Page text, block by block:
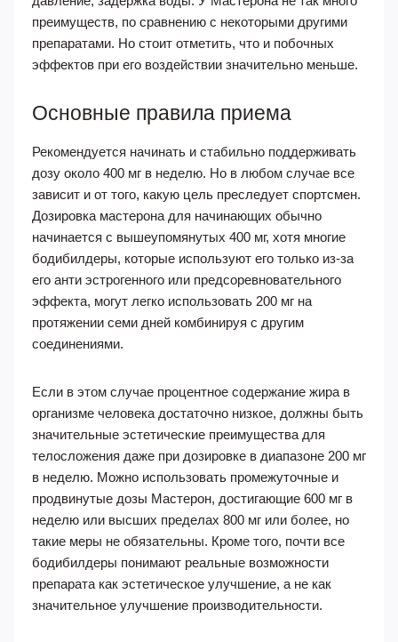
преимуществ, по сравнению с некоторыми другими
препаратами. Но стоит отметить, что и побочных
эффектов при его воздействии значительно меньше.
Основные правила приема
Рекомендуется начинать и стабильно поддерживать
дозу около 400 мг в неделю. Но в любом случае все
зависит и от того, какую цель преследует спортсмен.
Дозировка мастерона для начинающих обычно
начинается с вышеупомянутых 400 мг, хотя многие
бодибилдеры, которые используют его только из-за
его анти эстрогенного или предсоревновательного
эффекта, могут легко использовать 200 мг на
протяжении семи дней комбинируя с другим
соединениями.
Если в этом случае процентное содержание жира в
организме человека достаточно низкое, должны быть
значительные эстетические преимущества для
телосложения даже при дозировке в диапазоне 200 мг
в неделю. Можно использовать промежуточные и
продвинутые дозы Мастерон, достигающие 600 мг в
неделю или высших пределах 800 мг или более, но
такие меры не обязательны. Кроме того, почти все
бодибилдеры понимают реальные возможности
препарата как эстетическое улучшение, а не как
значительное улучшение производительности.